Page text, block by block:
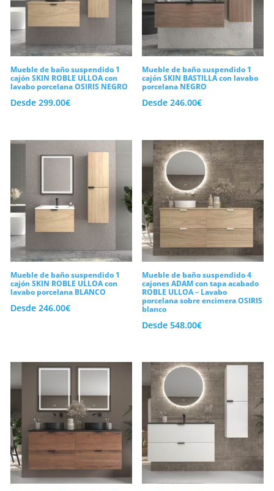
Mueble de baño suspendido 1
cajón SKIN ROBLE ULLOA con
lavabo porcelana OSIRIS NEGRO
Desde 299.00€
Mueble de baño suspendido 1
cajón SKIN BASTILLA con lavabo
porcelana NEGRO
Desde246.00€
Mueble de baño suspendido 1
cajón SKIN ROBLE ULLOA con
lavabo porcelana BLANCO
Desde 246.00€
Mueble de baño suspendido 4
cajones ADAM con tapa acabado
ROBLE ULLOA – Lavabo
porcelana sobre encimera OSIRIS
blanco
Desde548.00€